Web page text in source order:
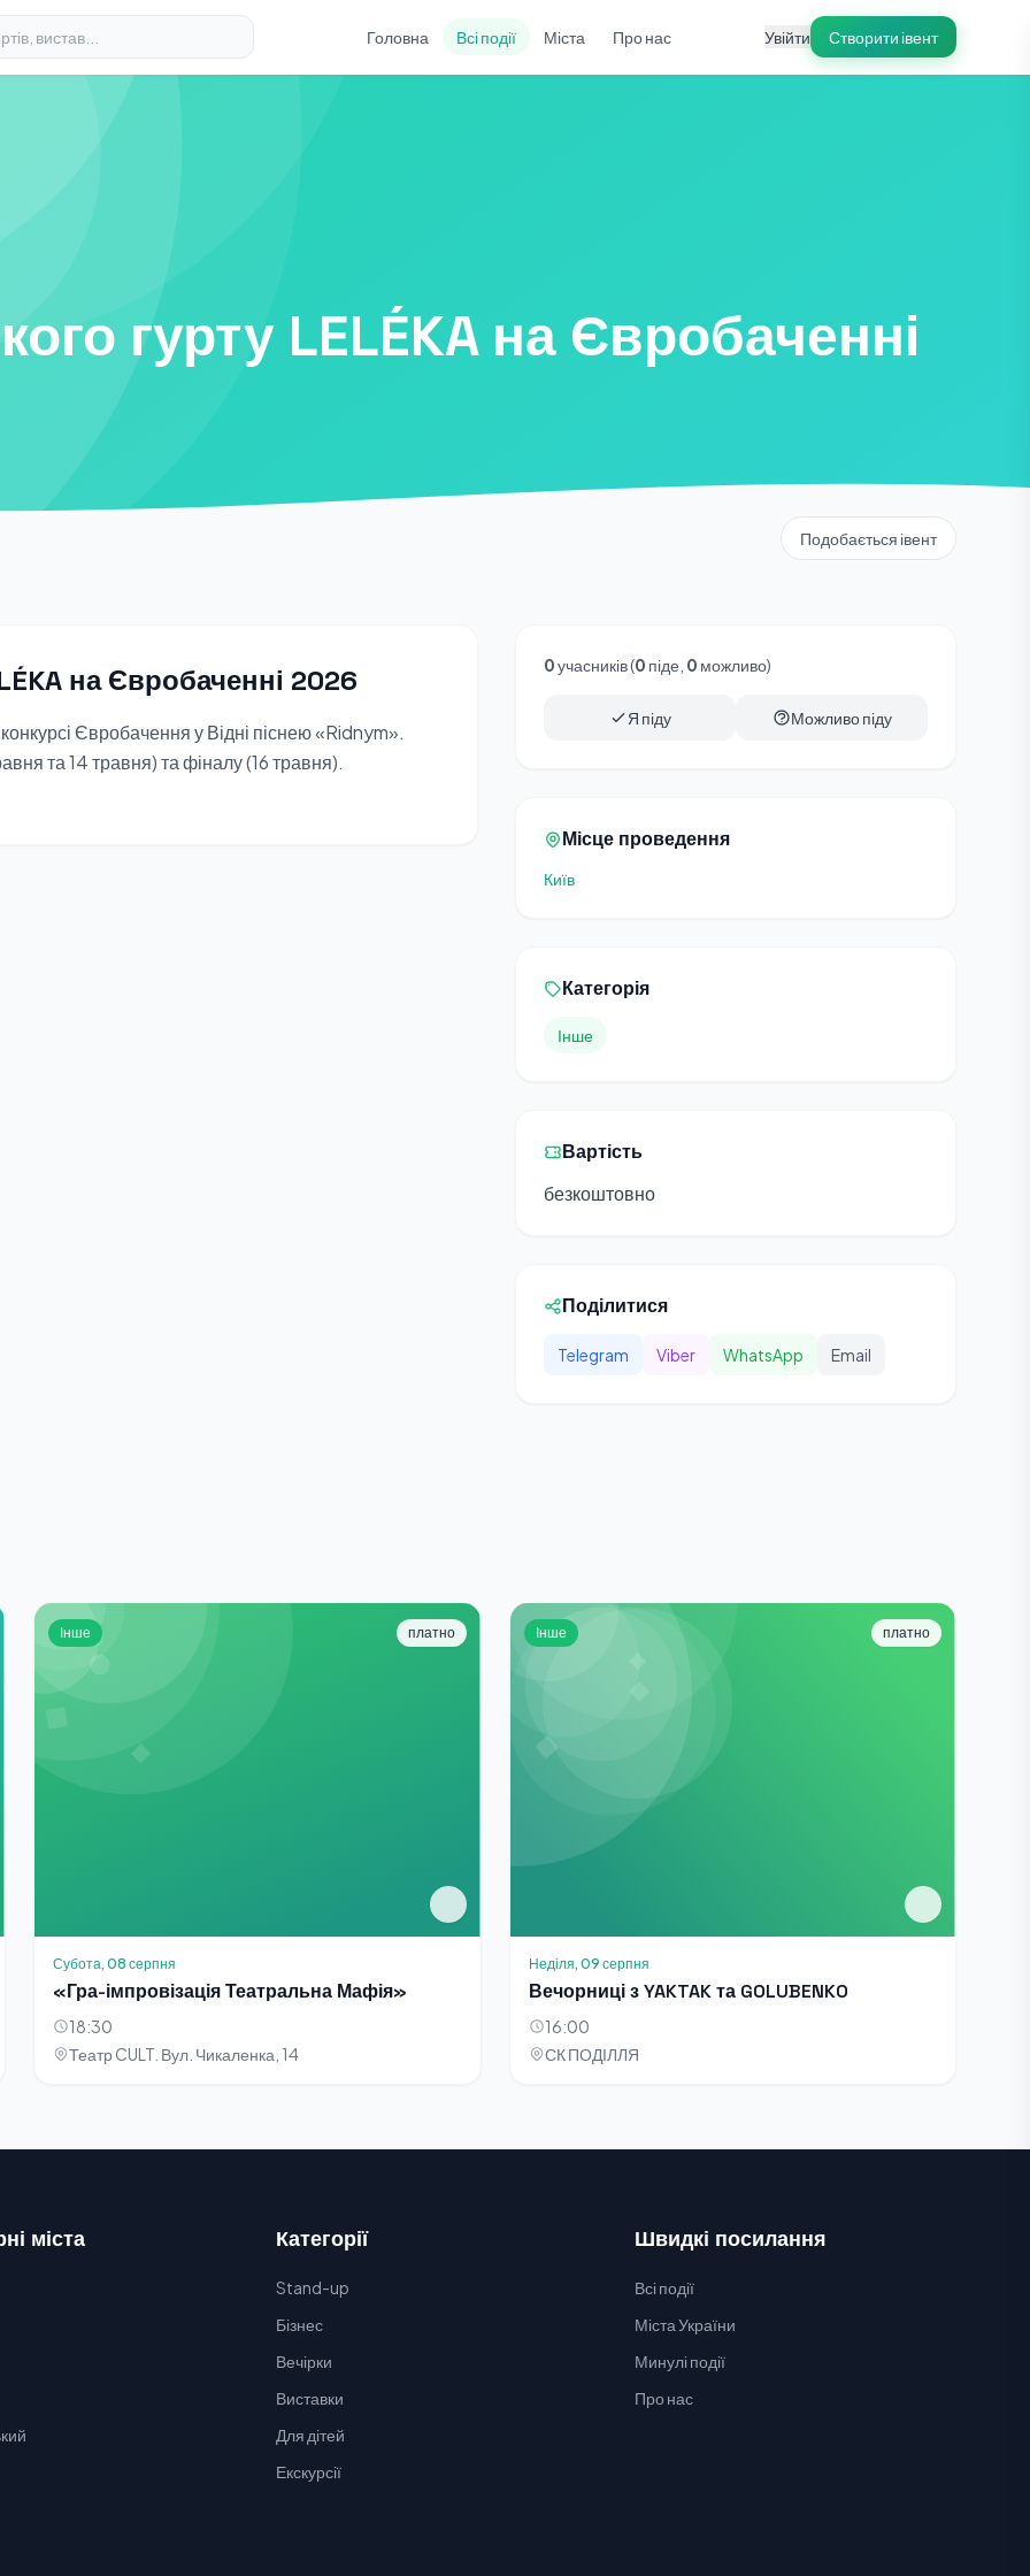
Головна Всі події Міста Про нас Увійти Створити івент
гурту LELÉKA на Євробаченні
Подобається івент
на Євробаченні 2026
Євробачення у Відні піснею «Ridnym».
та 14 травня) та фіналу (16 травня).
0учасників (0 піде, 0 можливо)
Я піду Можливо піду
Місце проведення
Київ
Категорія
Інше
Вартість
безкоштовно
Поділитися
Telegram Viber WhatsApp Email
Інше платно
Субота, 08 серпня
«Гра-імпровізація Театральна Мафія»
18:30
Театр CULT. Вул. Чикаленка, 14
Інше платно
Неділя, 09 серпня
Вечорниці з YAKTAK та GOLUBENKO
16:00
СК ПОДІЛЛЯ
міста Категорії
Stand-up
Бізнес
Вечірки
Виставки
Для дітей
Екскурсії
Швидкі посилання
Всі події
Міста України
Минулі події
Про нас